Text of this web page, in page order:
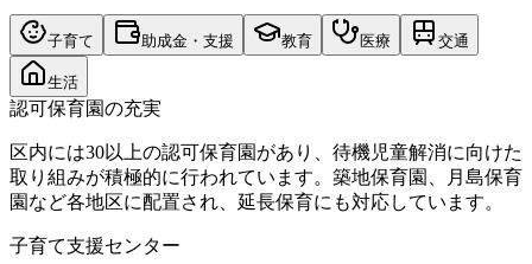
子育て 助成金・支援 教育 医療 交通
生活
認可保育園の充実
区内には30以上の認可保育園があり、待機児童解消に向けた
取り組みが積極的に行われています。築地保育園、月島保育
園など各地区に配置され、延長保育にも対応しています。
子育て支援センター